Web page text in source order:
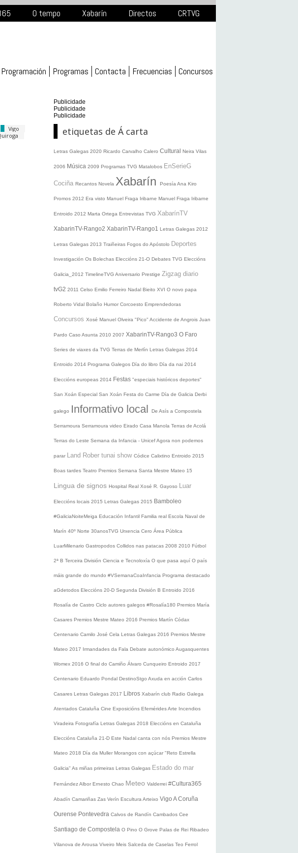
O tempo Xabarín Directos CRTVG
Programación Programas Contacta Frecuencias Concursos
Vigo
Publicidade
Publicidade
Publicidade
etiquetas de Á carta
Letras Galegas 2020 Ricardo Carvalho Calero Cultural Neira Vilas
2006 Música 2009 Programas TVG Matalobos EnSerieG
Cociña Recantos Novela Xabarín Poesía Ana Kiro
Promos 2012 Era visto Manuel Fraga Iribarne Manuel Fraga Iribarne
Entroido 2012 Marta Ortega Entrevistas TVG XabarínTV
XabarinTV-Rango2 XabarinTV-Rango1 Letras Galegas 2012
Letras Galegas 2013 Traiñeiras Fogos do Apóstolo Deportes
Investigación Os Bolechas Eleccións 21-O Debates TVG Eleccións
Galicia_2012 TimelineTVG Aniversario Prestige Zigzag diario
tvG2 2011 Celso Emilio Ferreiro Nadal Bieito XVI O novo papa
Roberto Vidal Bolaño Humor Corcoesto Emprendedoras
Concursos Xosé Manuel Olveira "Pico" Accidente de Angrois Juan
Pardo Caso Asunta 2010 2007 XabarinTV-Rango3 O Faro
Series de viaxes da TVG Terras de Merlín Letras Galegas 2014
Entroido 2014 Programa Galegos Día do libro Día da nai 2014
Eleccións europeas 2014 Festas "especiais históricos deportes"
San Xoán Especial San Xoán Festa do Carme Día de Galicia Derbi
galego Informativo local De Asís a Compostela
Serramoura Serramoura video Eirado Casa Manola Terras de Acolá
Terras do Leste Semana da Infancia - UnicefAgora non podemos
parar Land Rober tunai show Códice Calixtino Entroido 2015
Boas tardes Teatro Premios Semana Santa Mestre Mateo 15
Lingua de signos Hospital Real Xosé R. Gayoso Luar
Eleccións locais 2015 Letras Galegas 2015 Bamboleo
#GaliciaNoiteMeiga Educación Infantil Familia real Escola Naval de
Marín 40º Norte 30anosTVG Urxencia Cero Área Pública
LuarMilenario Gastropodos Collidos nas patacas 2008 2010 Fútbol
2ª B Terceira División Ciencia e Tecnoloxía O que pasa aquí O país
máis grande do mundo #VSemanaCoaInfancia Programa destacado
aGdetodos Eleccións 20-D Segunda División B Entroido 2016
Rosalía de Castro Ciclo autores galegos #Rosalía180 Premios María
Casares Premios Mestre Mateo 2016 Premios Martín Códax
Centenario Camilo José Cela Letras Galegas 2016 Premios Mestre
Mateo 2017 Irmandades da Fala Debate autonómico Augasquentes
Womex 2016 O final do Camiño Álvaro Cunqueiro Entroido 2017
Centenario Eduardo Pondal DestinoStgo Axuda en acción Carlos
Casares Letras Galegas 2017 Libros Xabarín club Radio Galega
Atentados Cataluña Cine Exposicións EfeméridesArte Incendios
Viradeira Fotografía Letras Galegas 2018 Eleccións en Cataluña
Eleccións Cataluña 21-D Este Nadal canta con nós Premios Mestre
Mateo 2018 Día da Muller Morangos con açúcar "Reto Estrella
Galicia" As miñas primeiras Letras Galegas Estado do mar
Fernández Albor Ernesto Chao Meteo Valderrei #Cultura365
Abadín Camariñas Zas Verín Escultura Arteixo Vigo A Coruña
Ourense Pontevedra Calvos de Randín Cambados Cee
Santiago de Compostela O Pino O Grove Palas de Rei Ribadeo
Vilanova de Arousa Viveiro Meis Salceda de Caselas Teo Ferrol